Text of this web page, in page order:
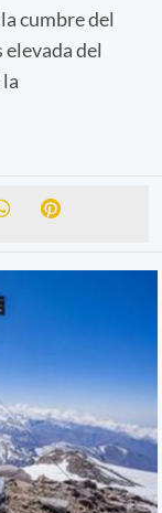
cumbre del
elevada del